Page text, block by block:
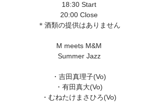
18:30 Start
20:00 Close
＊酒類の提供はありません
M meets M&M
Summer Jazz
・吉田真理子(Vo)
・有田真大(Vo)
・むねたけまさひろ(Vo)